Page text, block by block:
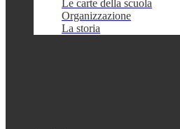
Le carte della scuola
Organizzazione
La storia